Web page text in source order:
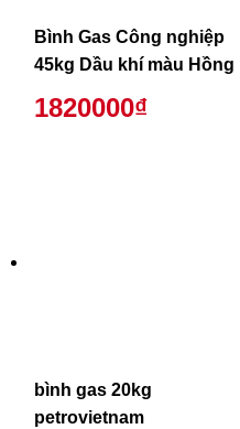
Bình Gas Công nghiệp
45kg Dầu khí màu Hồng
1820000₫
bình gas 20kg
petrovietnam